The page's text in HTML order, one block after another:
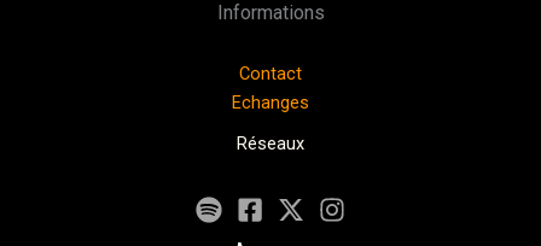
Informations
Contact
Echanges
Réseaux